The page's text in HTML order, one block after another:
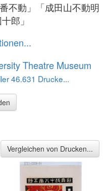
不動」「成田山不動明
郎」
Theatre Museum
46.631 Drucke...
Vergleichen von Drucken...